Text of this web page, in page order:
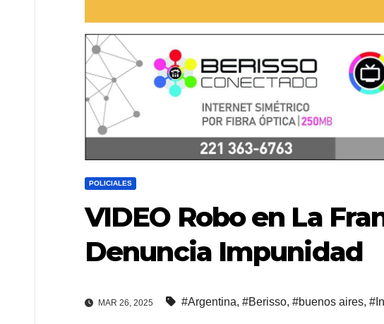
POLICIALES
VIDEO Robo en La
Denuncia Impunidad
MAR 26, 2025 #Argentina, #Berisso, #buenos aires,